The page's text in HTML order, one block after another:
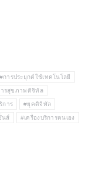
#การประยุกต์ใช้เทคโนโลยี
ารสุขภาพดิจิทัล
การ #ยุคดิจิทัล
นส์ #เครื่องบริการตนเอง